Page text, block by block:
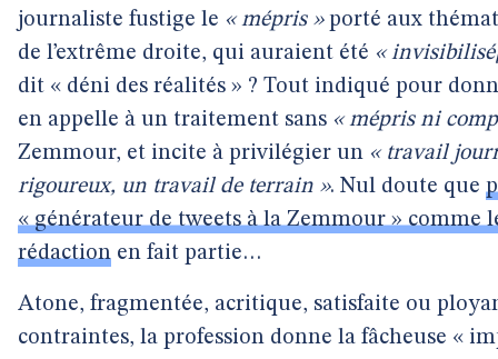
journaliste fustige le « mépris »porté aux
de l’extrême droite, qui auraient été «
dit « déni des réalités » ? Tout indiqué pour
en appelle à un traitement sans « mépris ni
Zemmour, et incite à privilégier un « travail
rigoureux, un travail de terrain ». Nul doute que
« générateur de tweets à la Zemmour » comme
rédaction en fait partie…
Atone, fragmentée, acritique, satisfaite ou
contraintes, la profession donne la fâcheuse «